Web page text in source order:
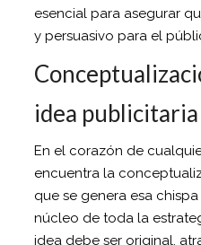
esencial para asegurar
y persuasivo para el
idea publicitaria
En el corazón de
encuentra la
que se genera esa
núcleo de toda la
idea debe ser original,